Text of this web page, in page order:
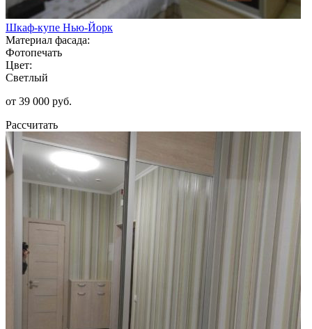
Шкаф-купе Нью-Йорк
Материал фасада:
Фотопечать
Цвет:
Светлый
от 39 000 руб.
Рассчитать